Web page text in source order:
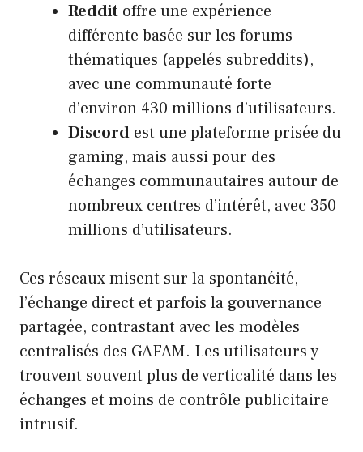
Reddit offre une expérience
différente basée sur les forums
thématiques (appelés subreddits),
avec une communauté forte
d’environ 430 millions d’utilisateurs.
Discord est une plateforme prisée du
gaming, mais aussi pour des
échanges communautaires autour de
nombreux centres d’intérêt, avec 350
millions d’utilisateurs.
Ces réseaux misent sur la spontanéité,
l’échange direct et parfois la gouvernance
partagée, contrastant avec les modèles
centralisés des GAFAM. Les utilisateurs y
trouvent souvent plus de verticalité dans les
échanges et moins de contrôle publicitaire
intrusif.